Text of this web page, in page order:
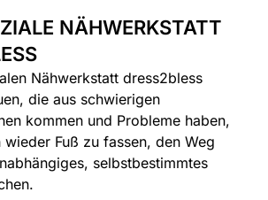
NÄHWERKSTATT
Nähwerkstatt dress2bless
die aus schwierigen
kommen und Probleme haben,
wieder Fuß zu fassen, den Weg
selbstbestimmtes